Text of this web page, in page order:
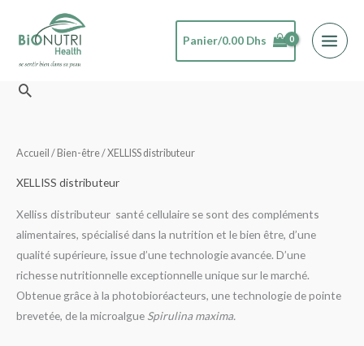
contenu
Panier/0.00 Dhs
Rechercher
Accueil / Bien-être/ XELLISS distributeur
XELLISS distributeur
Xelliss distributeur santé cellulaire se sont des compléments
alimentaires, spécialisé dans la nutrition et le bien être, d’une
qualité supérieure, issue d’une technologie avancée. D’une
richesse nutritionnelle exceptionnelle unique sur le marché.
Obtenue grâce à la photobioréacteurs, une technologie de pointe
brevetée, de la microalgue Spirulina maxima.